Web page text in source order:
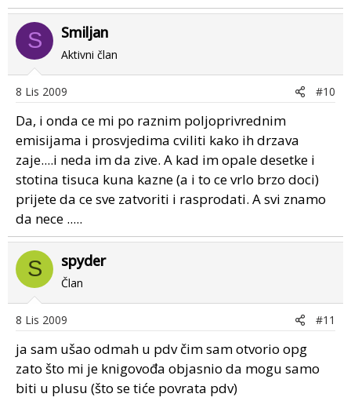
S Smiljan
Aktivni član
8 Lis 2009 #10
Da, i onda ce mi po raznim poljoprivrednim
emisijama i prosvjedima cviliti kako ih drzava
zaje....i neda im da zive. A kad im opale desetke i
stotina tisuca kuna kazne (a i to ce vrlo brzo doci)
prijete da ce sve zatvoriti i rasprodati. A svi znamo
da nece .....
S spyder
Član
8 Lis 2009 #11
ja sam ušao odmah u pdv čim sam otvorio opg
zato što mi je knigovođa objasnio da mogu samo
biti u plusu (što se tiće povrata pdv)